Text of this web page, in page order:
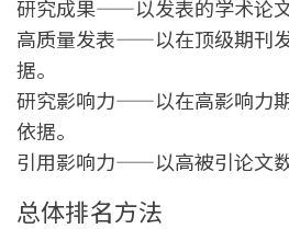
研究成果——以发表的学术论文
高质量发表——以在顶级期刊
据。
研究影响力——以在高影响力
依据。
引用影响力——以高被引论文数
总体排名方法